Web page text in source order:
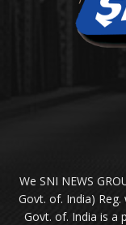
We SNI NEWS
Govt. of. India)
Govt. of. India is a